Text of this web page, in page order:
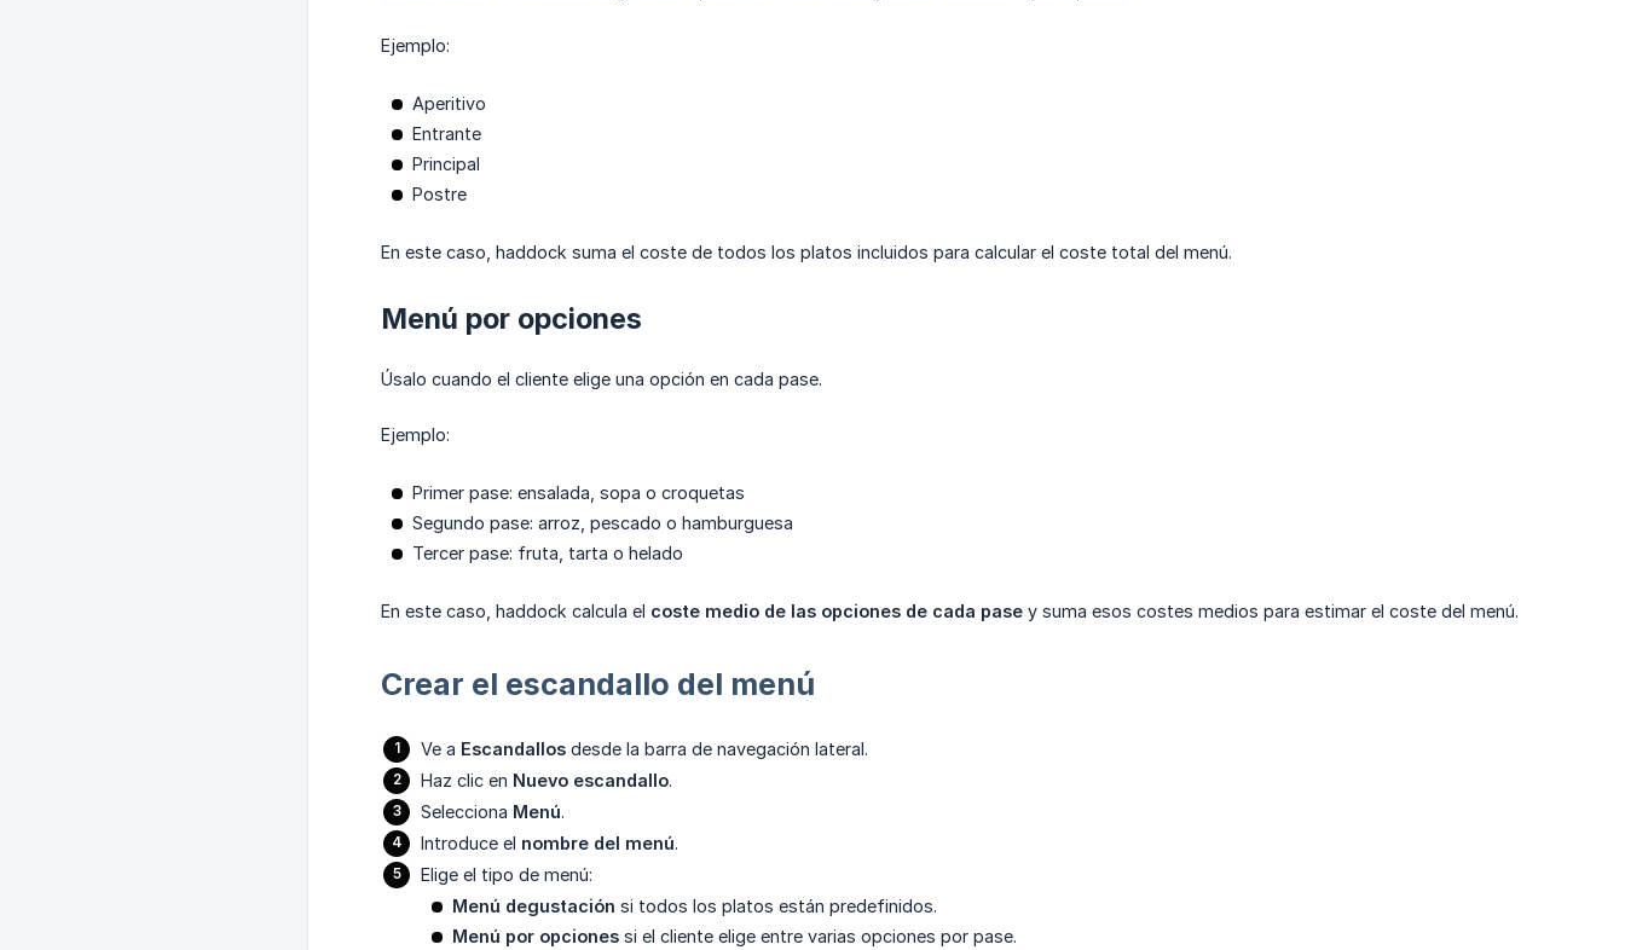
Ejemplo:
Aperitivo
Entrante
Principal
Postre
En este caso, haddock suma el coste de todos los platos incluidos para calcular el coste total del menú.
Menú por opciones
Úsalo cuando el cliente elige una opción en cada pase.
Ejemplo:
Primer pase: ensalada, sopa o croquetas
Segundo pase: arroz, pescado o hamburguesa
Tercer pase: fruta, tarta o helado
En este caso, haddock calcula el coste medio de las opciones de cada pase y suma esos costes medios para estimar el coste del menú.
Crear el escandallo del menú
Ve a Escandallos desde la barra de navegación lateral.
Haz clic en Nuevo escandallo.
Selecciona Menú.
Introduce el nombre del menú.
Elige el tipo de menú:
Menú degustación si todos los platos están predefinidos.
Menú por opciones si el cliente elige entre varias opciones por pase.